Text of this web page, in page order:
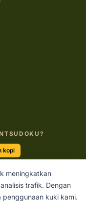
meningkatkan
trafik. Dengan
penggunaan kuki kami.
kopi
otak.”